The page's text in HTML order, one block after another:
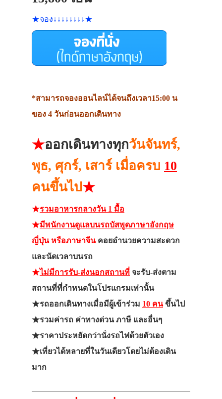
★จอง↓↓↓↓↓↓↓↓★
*สามารถจองออนไลน์ได้จนถึงเวลา15:00 น
ของ 4 วันก่อนออกเดินทาง
★ออกเดินทางทุกวันจันทร์,
พุธ, ศุกร์, เสาร์ เมื่อครบ 10
คนขึ้นไป★
★รวมอาหารกลางวัน 1 มื้อ
★มีพนักงานดูแลบนรถบัสพูดภาษาอังกฤษ
ญี่ปุ่น หรือภาษาจีน คอยอำนวยความสะดวก
และนัดเวลาบนรถ
★ไม่มีการรับ-ส่งนอกสถานที่ จะรับ-ส่งตาม
สถานที่ที่กำหนดในโปรแกรมเท่านั้น
★รถออกเดินทางเมื่อมีผู้เข้าร่วม 10 คนขึ้นไป
★รวมค่ารถ ค่าทางด่วน ภาษี และอื่นๆ
★ราคาประหยัดกว่านั่งรถไฟด้วยตัวเอง
★เที่ยวได้หลายที่ในวันเดียวโดยไม่ต้องเดิน
มาก